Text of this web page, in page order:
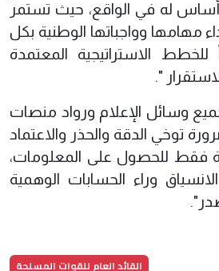
له في الواقع، حيث تستمر
مهامها وواجباتها الوطنية بكل
للخطط الاستراتيجية المعتمدة
".
وسائل الإعلام ورواد منصات
توخي الدقة والحذر والاعتماد
فقط للحصول على المعلومات،
وراء الحسابات الوهمية
القائد العام للقوات المسلحة